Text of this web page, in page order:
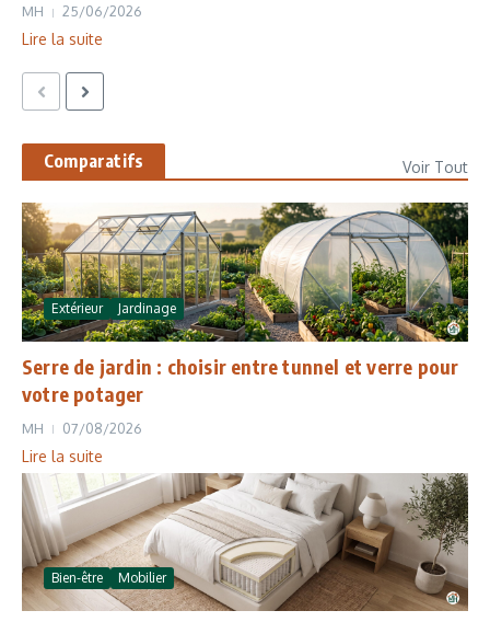
MH 25/06/2026
Lire la suite
Comparatifs Voir Tout
Extérieur Jardinage
Serre de jardin : choisir entre tunnel et verre pour
votre potager
MH 07/08/2026
Lire la suite
Bien-être Mobilier